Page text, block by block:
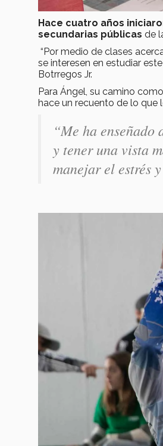
Hace cuatro años
secundarias públicas de
“Por medio de clases
se interesen en estudiar
Botrregos Jr.
Para Ángel, su camino
hace un recuento de lo que
“Me ha
y tener una vista
manejar el estrés